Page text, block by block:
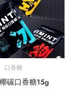
口香糖
碳口香糖15g